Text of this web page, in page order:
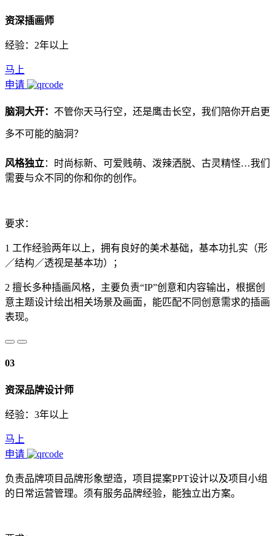
资深插画师
经验：2年以上
马上
申请
脑洞大开： 不管你天马行空，还是鹰击长空，我们陪你开启更
多不可能的脑洞？
风格独立：时尚标新、可爱贱萌、泼辣洒脱、古灵精怪…我们
需要与众不同的你和你的创作。
要求：
1 工作经验两年以上，拥有良好的美术基础，基本功扎实（形
／结构／透视是基本功）；
2 擅长多种插画风格，主要负责“IP”创意和内容输出，根据创
意主题设计绘出相关场景及画面，能匹配不同创意需求的插画
表现。
03
资深品牌设计师
经验：3年以上
马上
申请
负责品牌项目品牌形象塑造，项目提案PPT设计以及项目小组
的日常运营管理。须有服务品牌经验，能独立出方案。